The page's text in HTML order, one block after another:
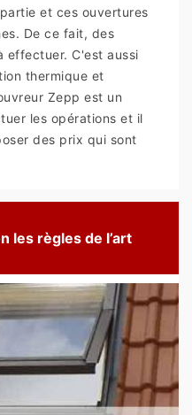
et ces ouvertures
De ce fait, des
effectuer. C'est aussi
thermique et
Zepp est un
les opérations et il
des prix qui sont
les règles de l’art